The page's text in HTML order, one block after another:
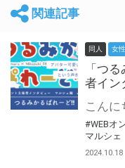
関連記事
同人 女
「つ
者イン
#WEBオ
マルシェ
2024.10.18